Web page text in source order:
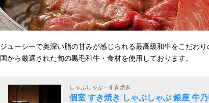
ジューシーで奥深い脂の甘みが感じられる最高級和牛をこだわ
国から厳選された旬の黒毛和牛・食材を使用しております。
しゃぶしゃぶ・すき焼き
個室 すき焼き しゃぶしゃぶ 銀座 牛